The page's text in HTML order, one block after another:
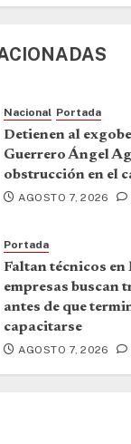
Nacional Portada
Detienen al
Guerrero Ángel
obstrucción en el
AGOSTO 7, 2026
Portada
Faltan técnicos en
empresas buscan
antes de que
capacitarse
AGOSTO 7, 2026